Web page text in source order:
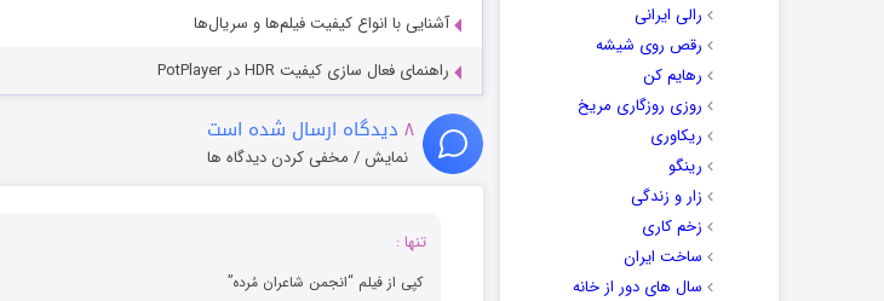
رالی ایرانی
رقص روی شیشه
رهایم کن
روزی روزگاری مریخ
ریکاوری
رینگو
زار و زندگی
زخم کاری
ساخت ایران
سال های دور از خانه
آشنایی با انواع کیفیت فیلم‌ها و سریال‌ها
راهنمای فعال سازی کیفیت HDR در PotPlayer
۸ دیدگاه ارسال شده است
نمایش / مخفی کردن دیدگاه ها
تنها :
کپی از فیلم “انجمن شاعران مُرده”